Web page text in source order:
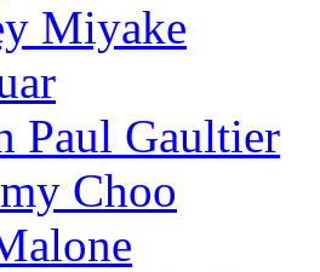
Miyake
Paul Gaultier
Choo